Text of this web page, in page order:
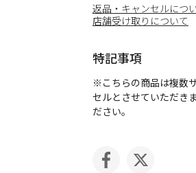
返品・キャンセルにつ
店舗受け取りについて
特記事項
※こちらの商品は複数
セルとさせていただき
ださい。